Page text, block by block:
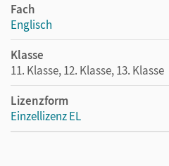
Fach
Englisch
Klasse
11. Klasse, 12. Klasse, 13. Klasse
Lizenzform
Einzellizenz EL